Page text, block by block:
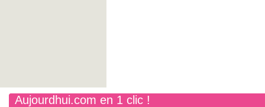
Aujourdhui.com en 1 clic !